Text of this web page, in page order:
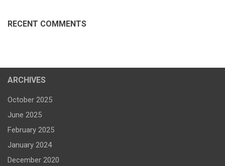
RECENT COMMENTS
ARCHIVES
October 2025
June 2025
February 2025
January 2024
December 2020